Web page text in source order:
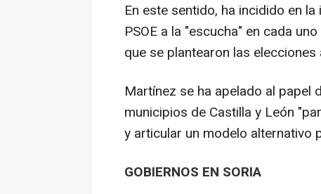
En este sentido, ha incidido en
PSOE a la "escucha" en cada
que se plantearon las
Martínez se ha apelado al papel
municipios de Castilla y León
y articular un modelo alternativo
GOBIERNOS EN SORIA